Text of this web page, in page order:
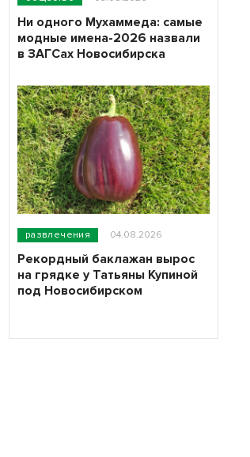
Ни одного Мухаммеда: самые
модные имена-2026 назвали
в ЗАГСах Новосибирска
развлечения 04.08.2026
Рекордный баклажан вырос
на грядке у Татьяны Купиной
под Новосибирском